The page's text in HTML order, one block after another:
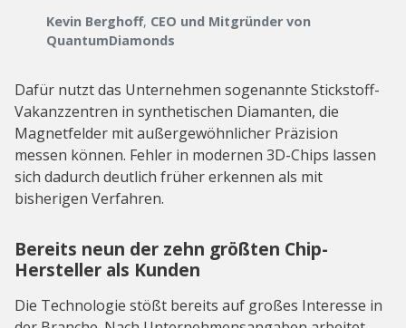
Kevin Berghoff, CEO und Mitgründer von
QuantumDiamonds
Dafür nutzt das Unternehmen sogenannte Stickstoff-
Vakanzzentren in synthetischen Diamanten, die
Magnetfelder mit außergewöhnlicher Präzision
messen können. Fehler in modernen 3D-Chips lassen
sich dadurch deutlich früher erkennen als mit
bisherigen Verfahren.
Bereits neun der zehn größten Chip-
Hersteller als Kunden
Die Technologie stößt bereits auf großes Interesse in